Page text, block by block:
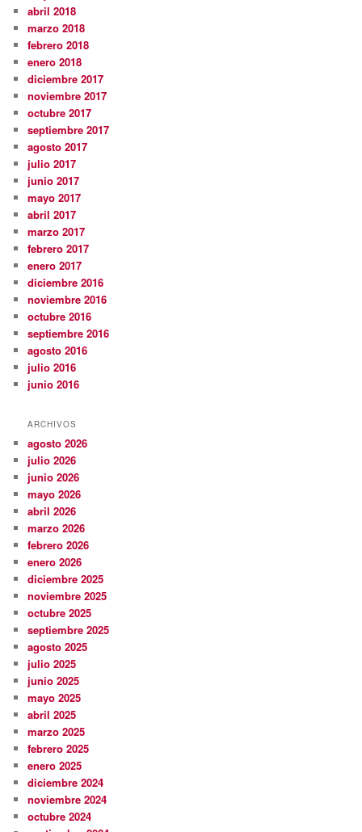
abril 2018
marzo 2018
febrero 2018
enero 2018
diciembre 2017
noviembre 2017
octubre 2017
septiembre 2017
agosto 2017
julio 2017
junio 2017
mayo 2017
abril 2017
marzo 2017
febrero 2017
enero 2017
diciembre 2016
noviembre 2016
octubre 2016
septiembre 2016
agosto 2016
julio 2016
junio 2016
ARCHIVOS
agosto 2026
julio 2026
junio 2026
mayo 2026
abril 2026
marzo 2026
febrero 2026
enero 2026
diciembre 2025
noviembre 2025
octubre 2025
septiembre 2025
agosto 2025
julio 2025
junio 2025
mayo 2025
abril 2025
marzo 2025
febrero 2025
enero 2025
diciembre 2024
noviembre 2024
octubre 2024